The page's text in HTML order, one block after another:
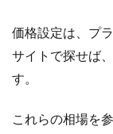
価格設定は、プ
サイトで探せば
す。
これらの相場を